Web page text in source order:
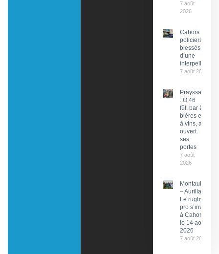
7 août
2026
Cahors : Des
policiers
blessés lors
d’une
interpellation
7 août 2026
Prayssac
: O 46
fût, bar à
bières et
à vins, a
ouvert
ses
portes
7 août
2026
Montauban
– Aurillac :
Le rugby
pro s’invite
à Cahors
le 14 août
2026
7 août 2026